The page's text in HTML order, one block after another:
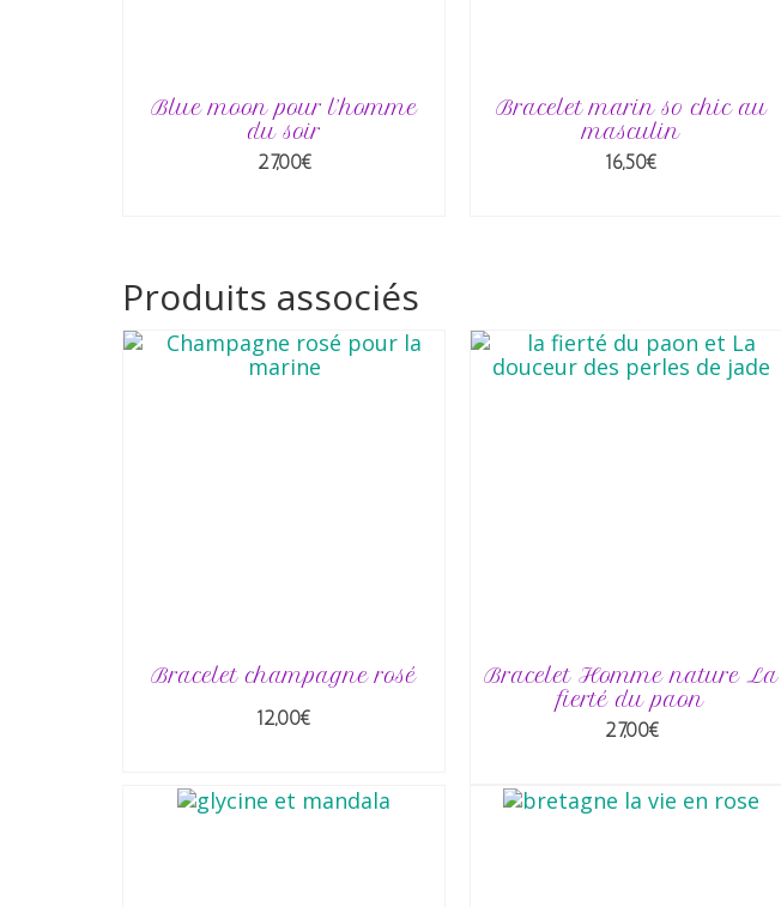
Blue moon pour l’homme
du soir
27,00€
Bracelet marin so chic au
masculin
16,50€
Les
options
Produits associés
Bracelet champagne rosé
12,00€
Bracelet Homme nature La
fierté du paon
27,00€